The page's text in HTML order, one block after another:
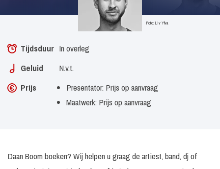
Foto: Liv Ylva
Tijdsduur In overleg
Geluid
N.v.t.
Prijs
Presentator: Prijs op aanvraag
Maatwerk: Prijs op aanvraag
Daan Boom boeken? Wij helpen u graag de artiest, band, dj of